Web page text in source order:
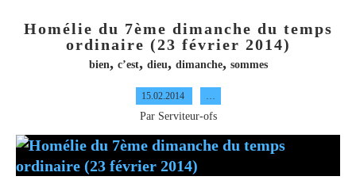
Homélie du 7ème dimanche du temps
ordinaire (23 février 2014)
bien, c’est, dieu, dimanche, sommes
15.02.2014 …
Par Serviteur-ofs